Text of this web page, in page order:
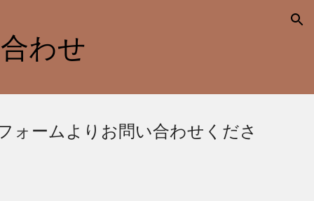
わせ
ォームよりお問い合わせくださ